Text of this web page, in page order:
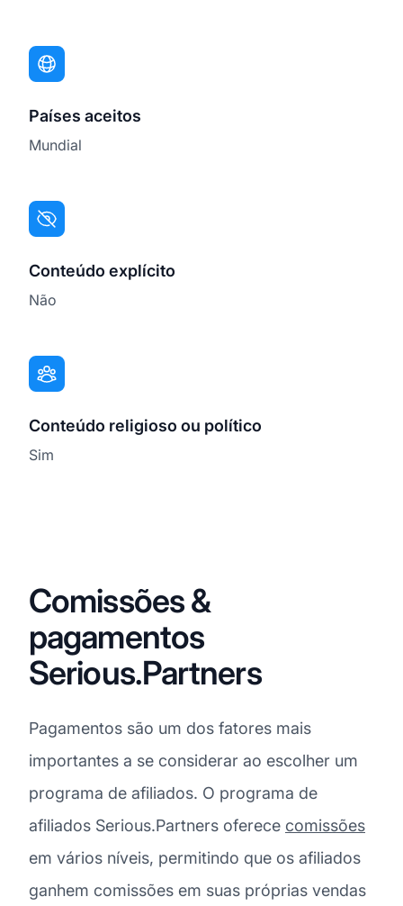
Países aceitos
Mundial
Conteúdo explícito
Não
Conteúdo religioso ou político
Sim
Comissões &
pagamentos
Serious.Partners
Pagamentos são um dos fatores mais
importantes a se considerar ao escolher um
programa de afiliados. O programa de
afiliados Serious.Partners oferece comissões
em vários níveis, permitindo que os afiliados
ganhem comissões em suas próprias vendas